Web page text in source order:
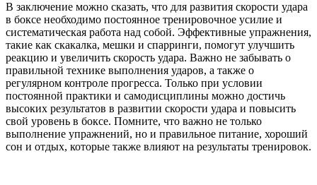
В заключение можно сказать, что для развития скорости удара
в боксе необходимо постоянное тренировочное усилие и
систематическая работа над собой. Эффективные упражнения,
такие как скакалка, мешки и спарринги, помогут улучшить
реакцию и увеличить скорость удара. Важно не забывать о
правильной технике выполнения ударов, а также о
регулярном контроле прогресса. Только при условии
постоянной практики и самодисциплины можно достичь
высоких результатов в развитии скорости удара и повысить
свой уровень в боксе. Помните, что важно не только
выполнение упражнений, но и правильное питание, хороший
сон и отдых, которые также влияют на результаты тренировок.